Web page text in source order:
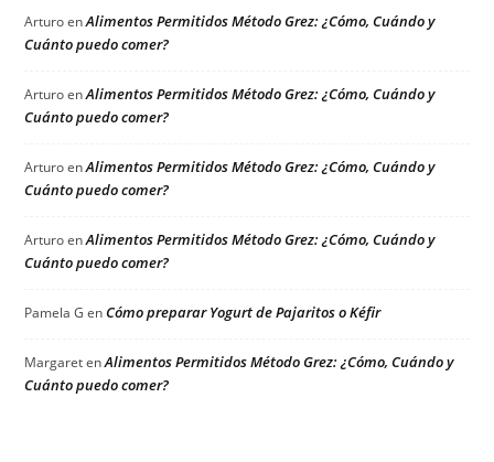
ArturoenAlimentos Permitidos Método Grez: ¿Cómo, Cuándo y
Cuánto puedo comer?
ArturoenAlimentos Permitidos Método Grez: ¿Cómo, Cuándo y
Cuánto puedo comer?
ArturoenAlimentos Permitidos Método Grez: ¿Cómo, Cuándo y
Cuánto puedo comer?
ArturoenAlimentos Permitidos Método Grez: ¿Cómo, Cuándo y
Cuánto puedo comer?
Pamela G enCómo preparar Yogurt de Pajaritos o Kéfir
MargaretenAlimentos Permitidos Método Grez: ¿Cómo, Cuándo y
Cuánto puedo comer?